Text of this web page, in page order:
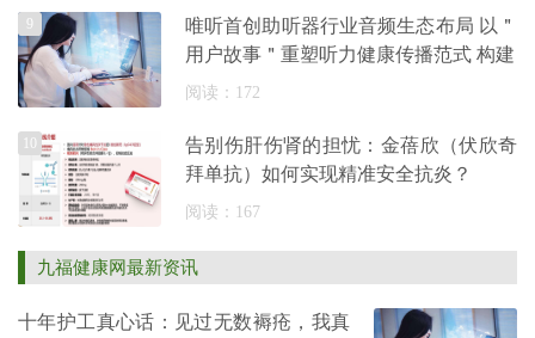
唯听首创助听器行业音频生态布局 以＂
用户故事＂重塑听力健康传播范式 构建
阅读：172
9
告别伤肝伤肾的担忧：金蓓欣（伏欣奇
拜单抗）如何实现精准安全抗炎？
阅读：167
10
九福健康网最新资讯
十年护工真心话：见过无数褥疮，我真